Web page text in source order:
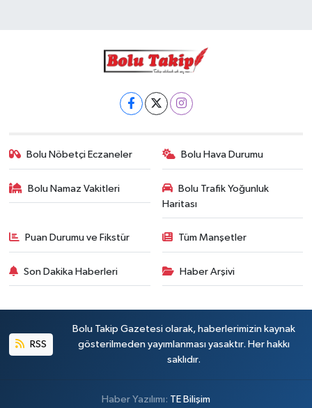
Bolu Nöbetçi Eczaneler Bolu Hava Durumu
Bolu Namaz Vakitleri
Bolu Trafik Yoğunluk
Haritası
Puan Durumu ve Fikstür Tüm Manşetler
Son Dakika Haberleri Haber Arşivi
RSS
Bolu Takip Gazetesi olarak, haberlerimizin kaynak
gösterilmeden yayımlanması yasaktır. Her hakkı
saklıdır.
Haber Yazılımı: TE Bilişim